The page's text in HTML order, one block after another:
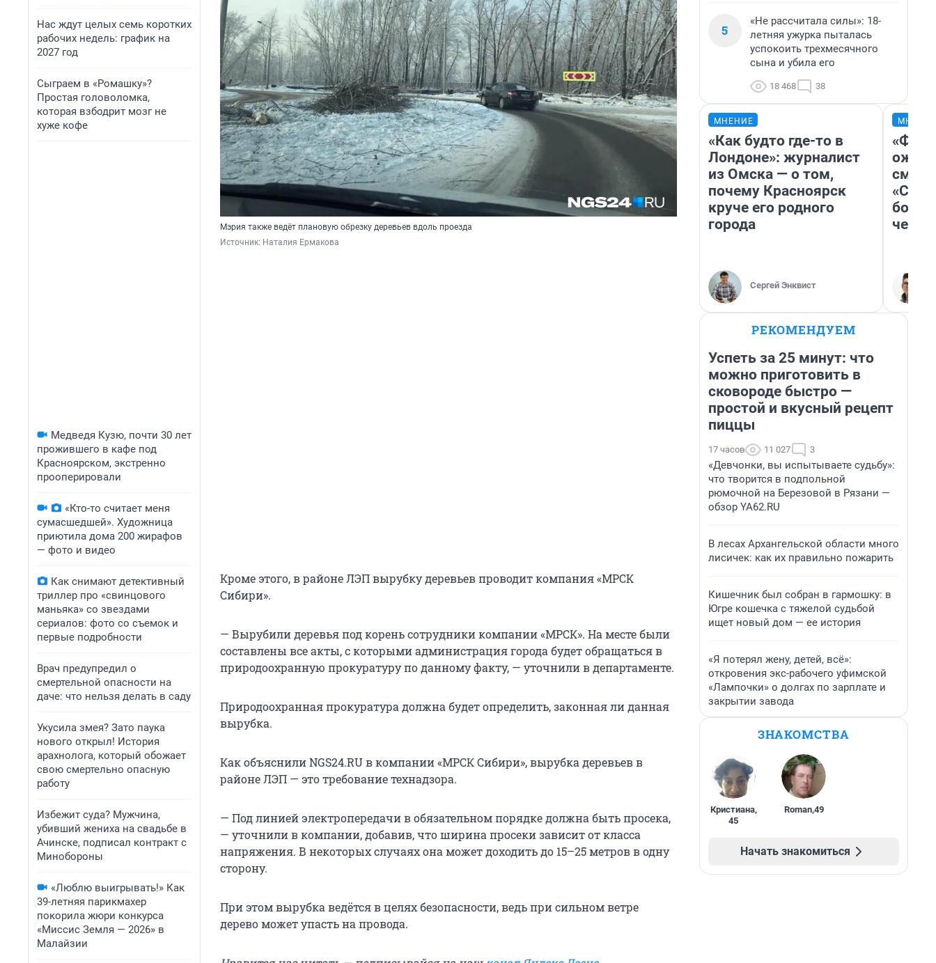
Нас ждут целых семь коротких
рабочих недель: график на
2027 год
Сыграем в «Ромашку»?
Простая головоломка,
которая взбодрит мозг не
хуже кофе
Медведя Кузю, почти 30 лет
прожившего в кафе под
Красноярском, экстренно
прооперировали
«Кто-то считает меня
сумасшедшей». Художница
приютила дома 200 жирафов
— фото и видео
Как снимают детективный
триллер про «свинцового
маньяка» со звездами
сериалов: фото со съемок и
первые подробности
Врач предупредил о
смертельной опасности на
даче: что нельзя делать в саду
Укусила змея? Зато паука
нового открыл! История
арахнолога, который обожает
свою смертельно опасную
работу
Избежит суда? Мужчина,
убивший жениха на свадьбе в
Ачинске, подписал контракт с
Минобороны
«Люблю выигрывать!» Как
39-летняя парикмахер
покорила жюри конкурса
«Миссис Земля — 2026» в
Малайзии
Мэрия также ведёт плановую обрезку деревьев вдоль проезда
Источник: Наталия Ермакова
Кроме этого, в районе ЛЭП вырубку деревьев проводит компания «МРСК
Сибири».
— Вырубили деревья под корень сотрудники компании «МРСК». На месте были
составлены все акты, с которыми администрация города будет обращаться в
природоохранную прокуратуру по данному факту, — уточнили в департаменте.
Природоохранная прокуратура должна будет определить, законная ли данная
вырубка.
Как объяснили NGS24.RU в компании «МРСК Сибири», вырубка деревьев в
районе ЛЭП — это требование технадзора.
— Под линией электропередачи в обязательном порядке должна быть просека,
— уточнили в компании, добавив, что ширина просеки зависит от класса
напряжения. В некоторых случаях она может доходить до 15–25 метров в одну
сторону.
При этом вырубка ведётся в целях безопасности, ведь при сильном ветре
дерево может упасть на провода.
5
«Не рассчитала силы»: 18-
летняя ужурка пыталась
успокоить трехмесячного
сына и убила его
18 468 38
МНЕНИЕ
«Как будто где-то в
Лондоне»: журналист
из Омска — о том,
почему Красноярск
круче его родного
города
Сергей Энквист
РЕКОМЕНДУЕМ
Успеть за 25 минут: что
можно приготовить в
сковороде быстро —
простой и вкусный рецепт
пиццы
17 часов 11 027 3
«Девчонки, вы испытываете судьбу»:
что творится в подпольной
рюмочной на Березовой в Рязани —
обзор YA62.RU
В лесах Архангельской области много
лисичек: как их правильно пожарить
Кишечник был собран в гармошку: в
Югре кошечка с тяжелой судьбой
ищет новый дом — ее история
«Я потерял жену, детей, всё»:
откровения экс-рабочего уфимской
«Лампочки» о долгах по зарплате и
закрытии завода
ЗНАКОМСТВА
Кристиана,
45
Roman,49
Начать знакомиться